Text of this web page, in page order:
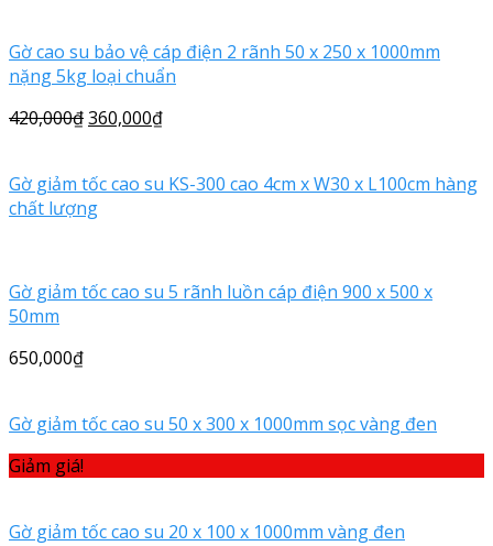
Gờ cao su bảo vệ cáp điện 2 rãnh 50 x 250 x 1000mm
nặng 5kg loại chuẩn
420,000₫360,000₫
Gờ giảm tốc cao su KS-300 cao 4cm x W30 x L100cm hàng
chất lượng
Gờ giảm tốc cao su 5 rãnh luồn cáp điện 900 x 500 x
50mm
650,000₫
Gờ giảm tốc cao su 50 x 300 x 1000mm sọc vàng đen
Giảm giá!
Gờ giảm tốc cao su 20 x 100 x 1000mm vàng đen